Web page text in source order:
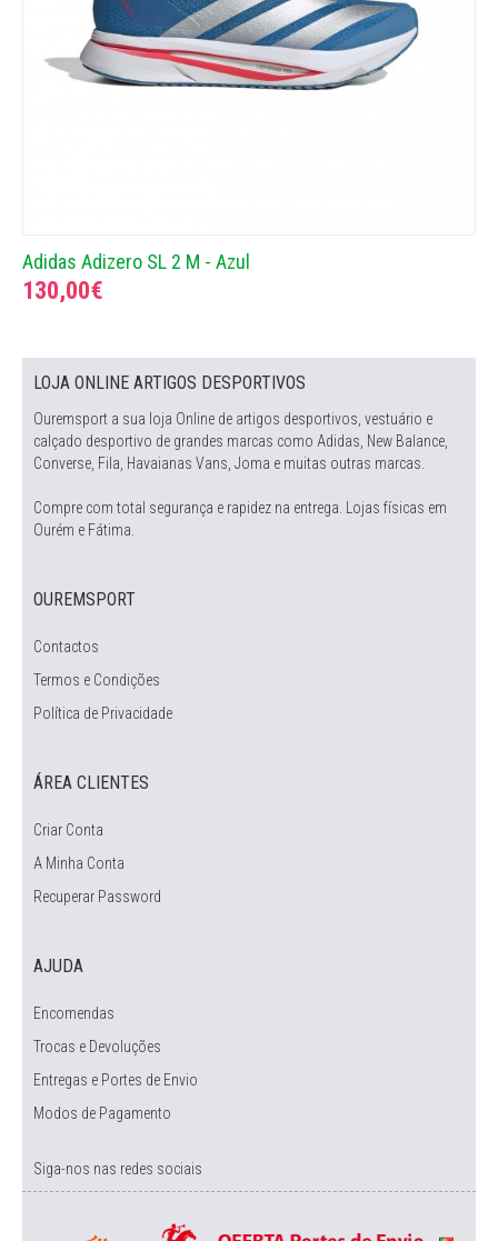
Adidas Adizero SL 2 M - Azul
130,00€
LOJA ONLINE ARTIGOS DESPORTIVOS
Ouremsport a sua loja Online de artigos desportivos, vestuário e
calçado desportivo de grandes marcas como Adidas, New Balance,
Converse, Fila, Havaianas Vans, Joma e muitas outras marcas.
Compre com total segurança e rapidez na entrega. Lojas físicas em
Ourém e Fátima.
OUREMSPORT
Contactos
Termos e Condições
Política de Privacidade
ÁREA CLIENTES
Criar Conta
A Minha Conta
Recuperar Password
AJUDA
Encomendas
Trocas e Devoluções
Entregas e Portes de Envio
Modos de Pagamento
Siga-nos nas redes sociais